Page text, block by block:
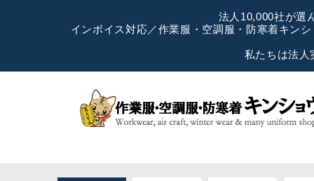
法人10,000社が選
インボイス対応／作業服・空調服・防寒着キン
私たちは法人